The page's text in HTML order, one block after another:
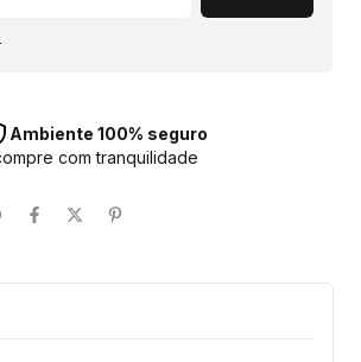
Ambiente 100% seguro
com tranquilidade